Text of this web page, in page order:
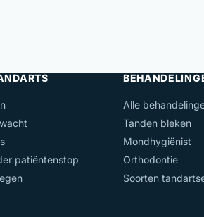
patiëntenstop
Alle
Tanden bleken
Mondhygiënist
Orthodontie
Soorten